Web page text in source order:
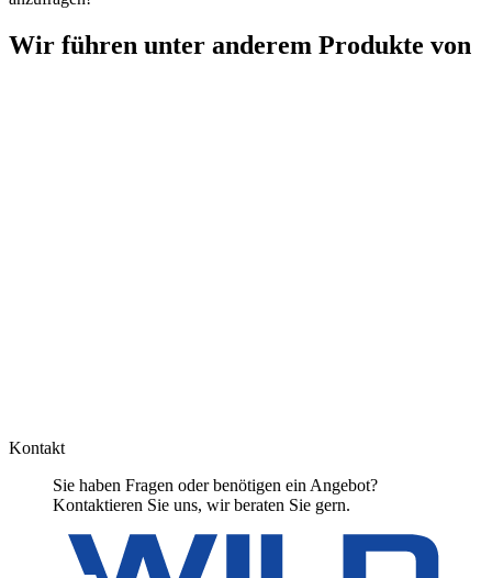
Wir führen unter anderem Produkte von
Kontakt
Sie haben Fragen oder benötigen ein Angebot?
Kontaktieren Sie uns, wir beraten Sie gern.